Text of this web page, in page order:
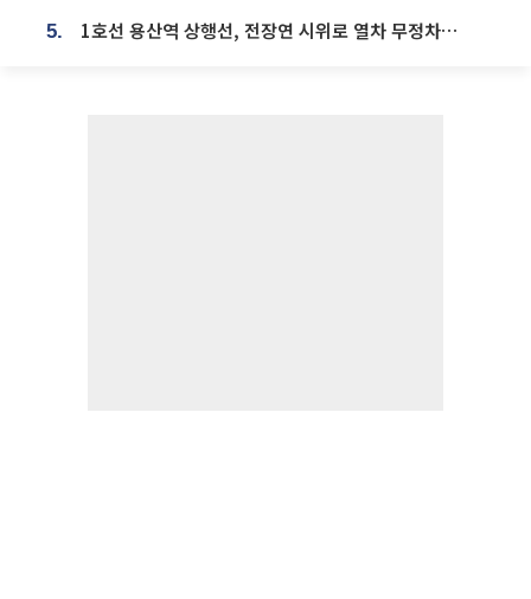
5. 1호선 용산역 상행선, 전장연 시위로 열차 무정차 운행